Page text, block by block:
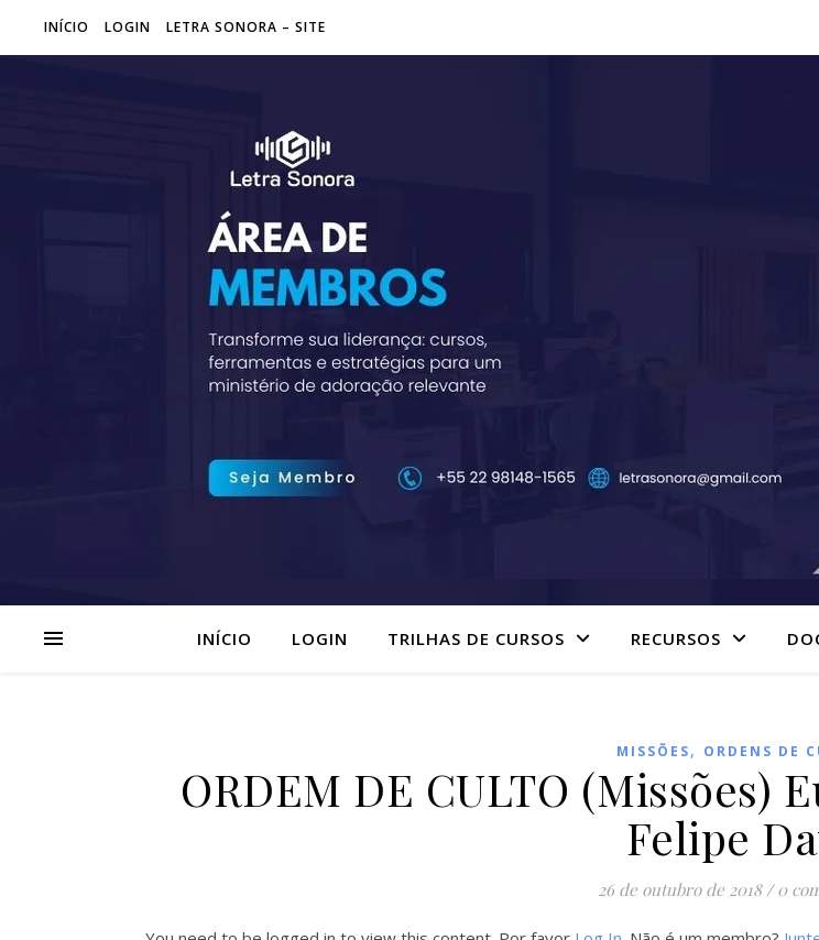
INÍCIO LOGIN LETRA SONORA – SITE
INÍCIO LOGIN TRILHAS DE CURSOS RECURSOS
MISSÕES, ORDENS DE
ORDEM DE CULTO (Missões)
Felipe
26 de outubro de 2018 / 0